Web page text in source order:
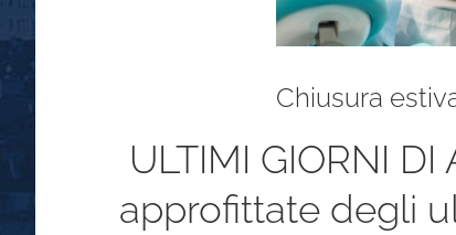
Chiusura
ULTIMI GIORNI
approfittate degli